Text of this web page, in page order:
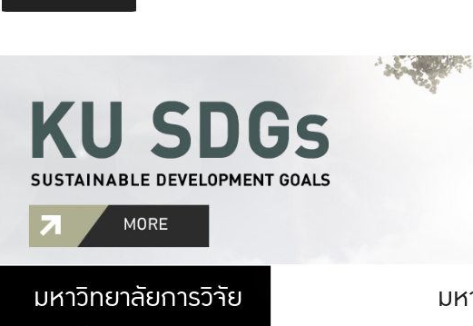
มหาวิทยาลัย
มหาวิทยาลัยการวิจัย ม